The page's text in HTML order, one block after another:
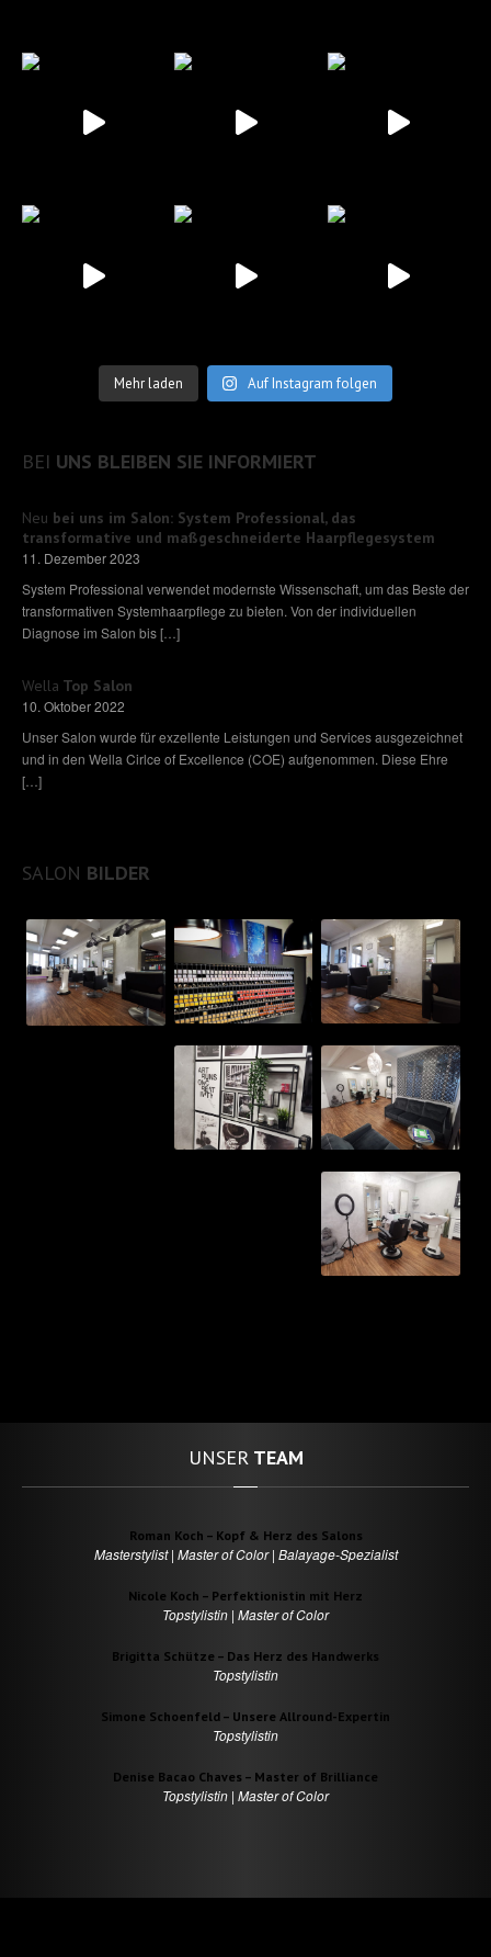
Mehr laden Auf Instagram folgen
BEI UNS BLEIBEN SIE INFORMIERT
Neu bei uns im Salon: System Professional, das
transformative und maßgeschneiderte Haarpflegesystem
11. Dezember 2023
System Professional verwendet modernste Wissenschaft, um das Beste der
transformativen Systemhaarpflege zu bieten. Von der individuellen
Diagnose im Salon bis […]
Wella Top Salon
10. Oktober 2022
Unser Salon wurde für exzellente Leistungen und Services ausgezeichnet
und in den Wella Cirlce of Excellence (COE) aufgenommen. Diese Ehre
[…]
SALON BILDER
UNSERTEAM
Roman Koch – Kopf & Herz des Salons
Masterstylist | Master of Color | Balayage-Spezialist
Nicole Koch – Perfektionistin mit Herz
Topstylistin | Master of Color
Brigitta Schütze – Das Herz des Handwerks
Topstylistin
Simone Schoenfeld – Unsere Allround-Expertin
Topstylistin
Denise Bacao Chaves – Master of Brilliance
Topstylistin | Master of Color